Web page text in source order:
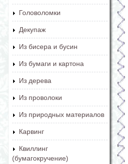
Головоломки
Декупаж
Из бисера и бусин
Из бумаги и картона
Из дерева
Из проволоки
Из природных материалов
Карвинг
Квиллинг
(бумагокручение)